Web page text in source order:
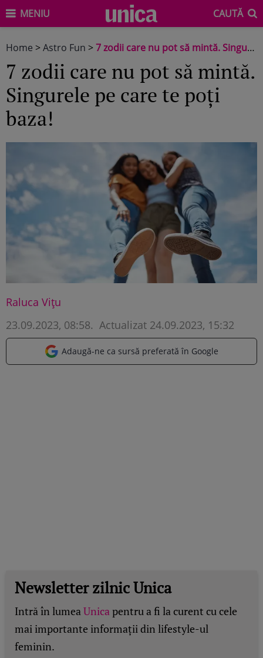
MENIU CAUTĂ
Home >Astro Fun >7 zodii care nu pot să mintă. Singurele pe care te poți baza!
7 zodii care nu pot să mintă.
Singurele pe care te poți
baza!
Raluca Vițu
23.09.2023, 08:58. Actualizat 24.09.2023, 15:32
Adaugă-ne ca sursă preferată în Google
Newsletter zilnic Unica
Intră în lumeaUnicapentru a fi la curent cu cele
mai importante informații din lifestyle-ul
feminin.